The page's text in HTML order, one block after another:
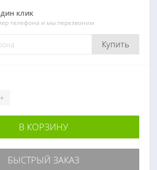
клик
телефона и мы перезвоним
Купить
+
В КОРЗИНУ
БЫСТРЫЙ ЗАКАЗ